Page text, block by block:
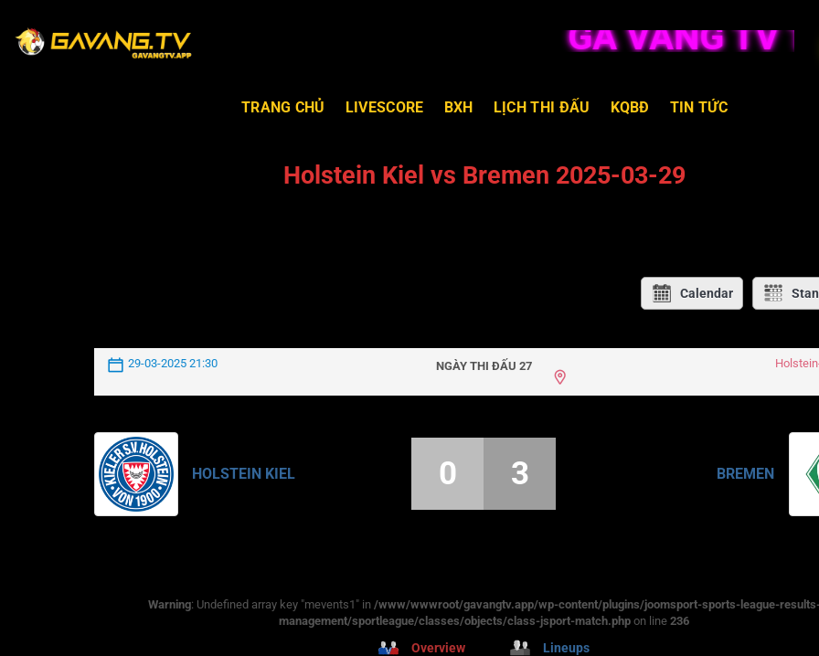
GÀ VÀNG TV
TRANG CHỦ LIVESCORE BXH LỊCH THI ĐẤU KQBĐ TIN TỨC
Holstein Kiel vs Bremen 2025-03-29
Calendar
29-03-2025 21:30 NGÀY THI ĐẤU 27
HOLSTEIN KIEL BREMEN
0 3
Warning: Undefined array key "mevents1" in /www/wwwroot/gavangtv.app/wp-content/plugins/joomsport-sports-league-
management/sportleague/classes/objects/class-jsport-match.php on line236
Overview Lineups